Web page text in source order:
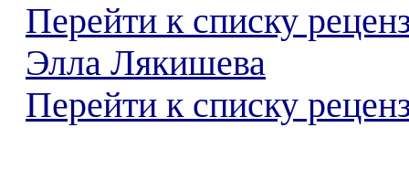
Перейти к списку
Элла Лякишева
Перейти к списку